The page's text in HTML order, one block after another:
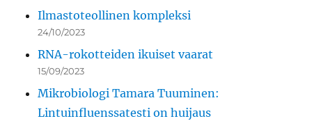
Ilmastoteollinen kompleksi
24/10/2023
RNA-rokotteiden ikuiset vaarat
15/09/2023
Mikrobiologi Tamara Tuuminen:
Lintuinfluenssatesti on huijaus